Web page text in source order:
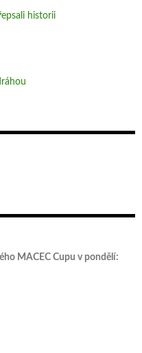
historii
MACEC Cupu v pondělí: